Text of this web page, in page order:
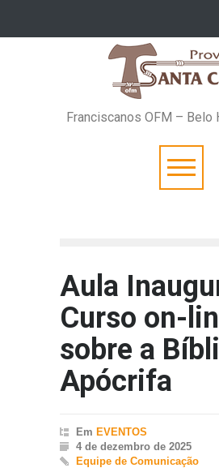
Franciscanos OFM – Belo
Aula
Curso on-
sobre a
Apócrifa
Em EVENTOS
4 de dezembro de 2025
Equipe de Comunicação